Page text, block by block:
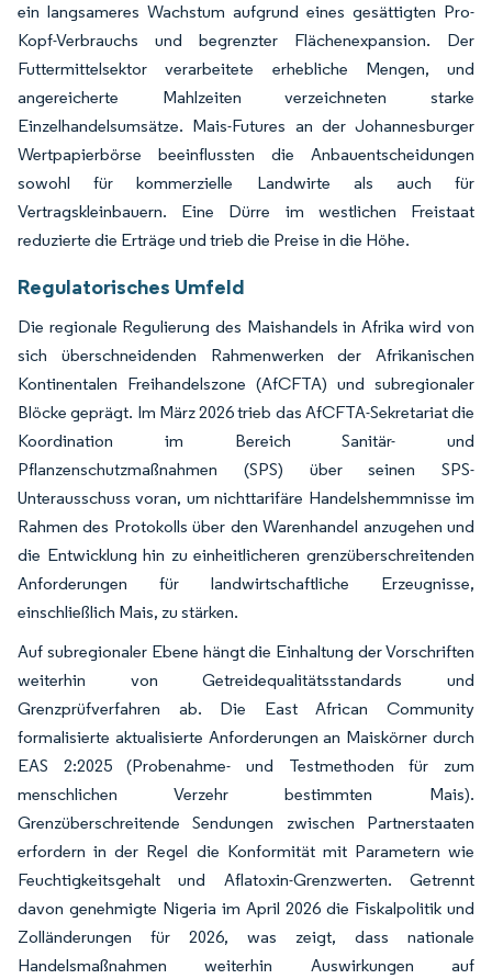
ein langsameres Wachstum aufgrund eines gesättigten Pro-
Kopf-Verbrauchs und begrenzter Flächenexpansion. Der
Futtermittelsektor verarbeitete erhebliche Mengen, und
angereicherte Mahlzeiten verzeichneten starke
Einzelhandelsumsätze. Mais-Futures an der Johannesburger
Wertpapierbörse beeinflussten die Anbauentscheidungen
sowohl für kommerzielle Landwirte als auch für
Vertragskleinbauern. Eine Dürre im westlichen Freistaat
reduzierte die Erträge und trieb die Preise in die Höhe.
Regulatorisches Umfeld
Die regionale Regulierung des Maishandels in Afrika wird von
sich überschneidenden Rahmenwerken der Afrikanischen
Kontinentalen Freihandelszone (AfCFTA) und subregionaler
Blöcke geprägt. Im März 2026 trieb das AfCFTA-Sekretariat die
Koordination im Bereich Sanitär- und
Pflanzenschutzmaßnahmen (SPS) über seinen SPS-
Unterausschuss voran, um nichttarifäre Handelshemmnisse im
Rahmen des Protokolls über den Warenhandel anzugehen und
die Entwicklung hin zu einheitlicheren grenzüberschreitenden
Anforderungen für landwirtschaftliche Erzeugnisse,
einschließlich Mais, zu stärken.
Auf subregionaler Ebene hängt die Einhaltung der Vorschriften
weiterhin von Getreidequalitätsstandards und
Grenzprüfverfahren ab. Die East African Community
formalisierte aktualisierte Anforderungen an Maiskörner durch
EAS 2:2025 (Probenahme- und Testmethoden für zum
menschlichen Verzehr bestimmten Mais).
Grenzüberschreitende Sendungen zwischen Partnerstaaten
erfordern in der Regel die Konformität mit Parametern wie
Feuchtigkeitsgehalt und Aflatoxin-Grenzwerten. Getrennt
davon genehmigte Nigeria im April 2026 die Fiskalpolitik und
Zolländerungen für 2026, was zeigt, dass nationale
Handelsmaßnahmen weiterhin Auswirkungen auf